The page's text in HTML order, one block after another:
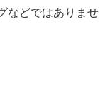
などではありませ